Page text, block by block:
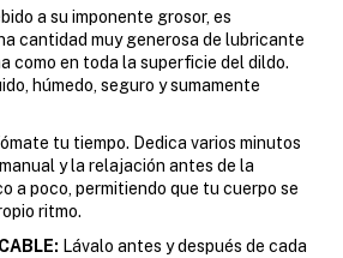
a su imponente grosor, es
cantidad muy generosa de lubricante
como en toda la superficie del dildo.
húmedo, seguro y sumamente
tu tiempo. Dedica varios minutos
y la relajación antes de la
a poco, permitiendo que tu cuerpo se
ritmo.
Lávalo antes y después de cada